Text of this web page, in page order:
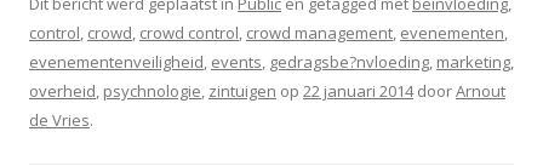
control, crowd, crowd control, crowd management, evenementen,
evenementenveiligheid, events, gedragsbe?nvloeding, marketing,
overheid, psychnologie, zintuigen op 22 januari 2014doorArnout
de Vries.